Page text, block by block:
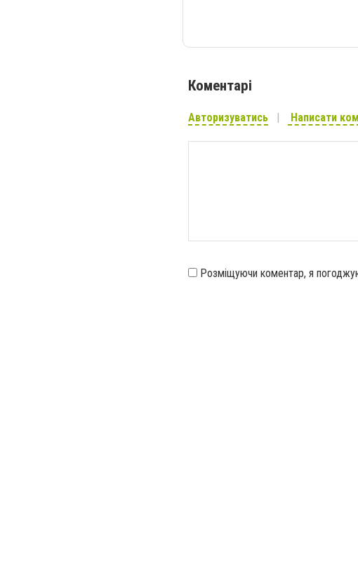
Коментарі
Авторизуватись Написати
Розміщуючи коментар, я